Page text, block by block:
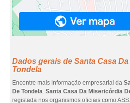
Dados gerais de Santa Casa
Tondela
Encontre mais informação empresarial da
De Tondela. Santa Casa Da Misericórdia
registada nos organismos oficiais como